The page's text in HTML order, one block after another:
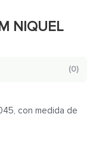
NIQUEL
(0)
con medida de